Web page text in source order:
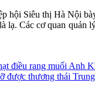
hội Siêu thị Hà Nội
Các cơ quan
điều rang muối Anh
được thương thái